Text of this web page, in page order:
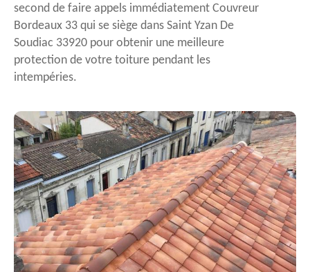
second de faire appels immédiatement Couvreur
Bordeaux 33 qui se siège dans Saint Yzan De
Soudiac 33920 pour obtenir une meilleure
protection de votre toiture pendant les
intempéries.